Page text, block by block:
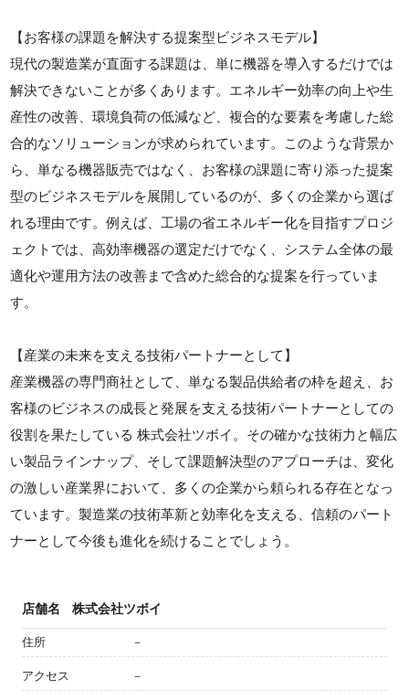
【お客様の課題を解決する提案型ビジネスモデル】
現代の製造業が直面する課題は、単に機器を導入するだけでは
解決できないことが多くあります。エネルギー効率の向上や生
産性の改善、環境負荷の低減など、複合的な要素を考慮した総
合的なソリューションが求められています。このような背景か
ら、単なる機器販売ではなく、お客様の課題に寄り添った提案
型のビジネスモデルを展開しているのが、多くの企業から選ば
れる理由です。例えば、工場の省エネルギー化を目指すプロジ
ェクトでは、高効率機器の選定だけでなく、システム全体の最
適化や運用方法の改善まで含めた総合的な提案を行っていま
す。
【産業の未来を支える技術パートナーとして】
産業機器の専門商社として、単なる製品供給者の枠を超え、お
客様のビジネスの成長と発展を支える技術パートナーとしての
役割を果たしている 株式会社ツボイ。その確かな技術力と幅広
い製品ラインナップ、そして課題解決型のアプローチは、変化
の激しい産業界において、多くの企業から頼られる存在となっ
ています。製造業の技術革新と効率化を支える、信頼のパート
ナーとして今後も進化を続けることでしょう。
店舗名 株式会社ツボイ
住所 －
アクセス －